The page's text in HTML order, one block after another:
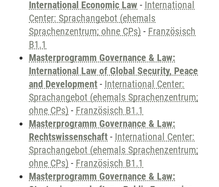
International Economic Law - International
Center: Sprachangebot (ehemals
Sprachenzentrum; ohne CPs) - Französisch
B1.1
Masterprogramm Governance & Law:
International Law of Global Security, Peace
and Development - International Center:
Sprachangebot (ehemals Sprachenzentrum;
ohne CPs) - Französisch B1.1
Masterprogramm Governance & Law:
Rechtswissenschaft - International Center:
Sprachangebot (ehemals Sprachenzentrum;
ohne CPs) - Französisch B1.1
Masterprogramm Governance & Law: